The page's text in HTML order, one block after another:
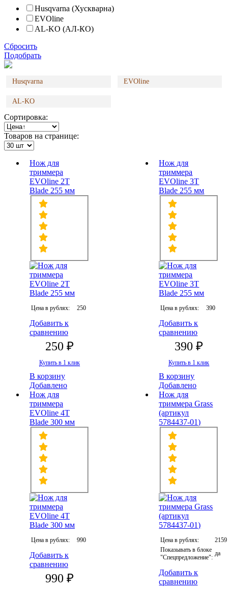
Husqvarna (Хускварна)
EVOline
AL-KO (АЛ-КО)
Сбросить
Подобрать
Husqvarna EVOline
AL-KO
Сортировка:
Товаров на странице:
Нож для
триммера
EVOline 2T
Blade 255 мм
Цена в рублях: 250
Добавить к
сравнению
250 ₽
Купить в 1 клик
В корзину
Добавлено
Нож для
триммера
EVOline 3T
Blade 255 мм
Цена в рублях: 390
Добавить к
сравнению
390 ₽
Купить в 1 клик
В корзину
Добавлено
Нож для
триммера
EVOline 4T
Blade 300 мм
Цена в рублях: 990
Добавить к
сравнению
990 ₽
Нож для
триммера Grass
(артикул
5784437-01)
Цена в рублях:
2159
Показывать в блоке
"Спецпредложение":
да
Добавить к
сравнению